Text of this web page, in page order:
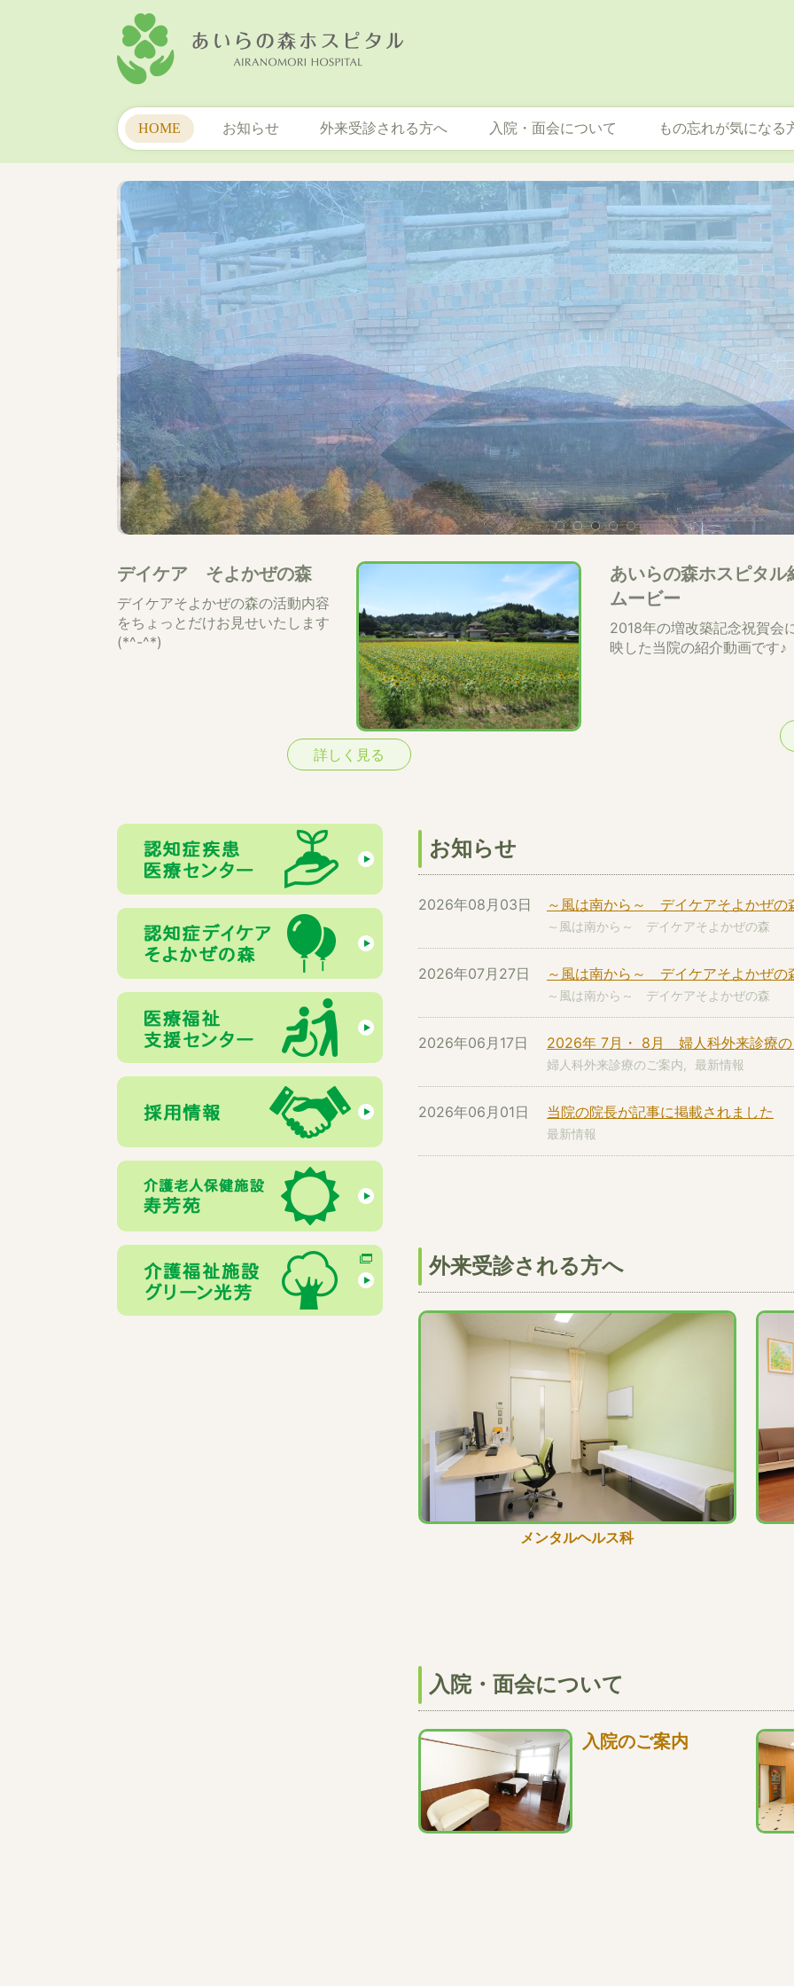
HOME お知らせ 外来受診される方へ 入院・面会について もの忘れが気になる
デイケア そよかぜの森
デイケアそよかぜの森の活動内容
をちょっとだけお見せいたします
(*^-^*)
詳しく見る
あいらの森ホスピタル
ムービー
2018年の増改築記念祝賀会
映した当院の紹介動画です♪
お知らせ
～風は南から～ デイケアそよかぜ
2026年08月03日
～風は南から～ デイケアそよかぜの森
～風は南から～ デイケアそよかぜ
2026年07月27日
～風は南から～ デイケアそよかぜの森
2026年 7月・ 8月 婦人科外来診療の
2026年06月17日
婦人科外来診療のご案内 最新情報
当院の院長が記事に掲載されました
2026年06月01日
最新情報
外来受診される方へ
メンタルヘルス科
入院・面会について
入院のご案内